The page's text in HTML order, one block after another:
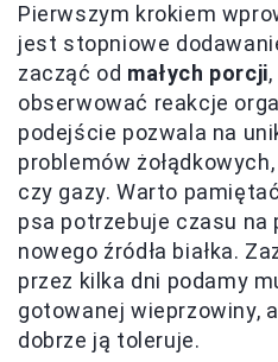
Pierwszym krokiem
jest stopniowe
zacząć od małych porcji
obserwować reakcje
podejście pozwala na
problemów
czy gazy. Warto
psa potrzebuje czasu
nowego źródła białka.
przez kilka dni podamy
gotowanej wieprzowiny,
dobrze ją toleruje.